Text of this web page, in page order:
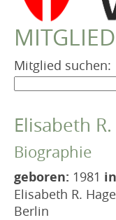
Mitglied suchen:
Elisabeth
Biographie
geboren: 1981
Elisabeth R.
Berlin